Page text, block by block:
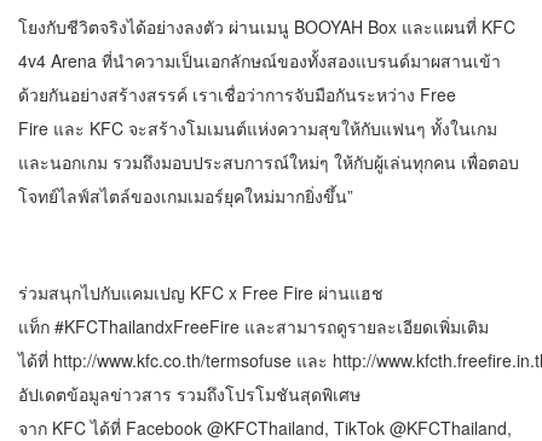
โยงกับชีวิตจริงได้อย่างลงตัว ผ่านเมนู BOOYAH Box และแผนที่ KFC
4v4 Arena ที่นำความเป็นเอกลักษณ์ของทั้งสองแบรนด์มาผสานเข้า
ด้วยกันอย่างสร้างสรรค์ เราเชื่อว่าการจับมือกันระหว่าง Free
Fire และ KFC จะสร้างโมเมนต์แห่งความสุขให้กับแฟนๆ ทั้งในเกม
และนอกเกม รวมถึงมอบประสบการณ์ใหม่ๆ ให้กับผู้เล่นทุกคน เพื่อตอบ
โจทย์ไลฟ์สไตล์ของเกมเมอร์ยุคใหม่มากยิ่งขึ้น”
ร่วมสนุกไปกับแคมเปญ KFC x Free Fire ผ่านแฮช
แท็ก #KFCThailandxFreeFire และสามารถดูรายละเอียดเพิ่มเติม
ได้ที่ http://www.kfc.co.th/termsofuse และ http://
อัปเดตข้อมูลข่าวสาร รวมถึงโปรโมชันสุดพิเศษ
จาก KFC ได้ที่ Facebook @KFCThailand, TikTok @KFCThailand,